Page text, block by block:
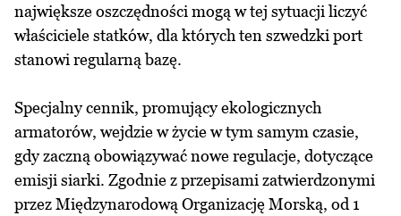
największe oszczędności mogą w tej sytuacji liczyć
właściciele statków, dla których ten szwedzki port
stanowi regularną bazę.
Specjalny cennik, promujący ekologicznych
armatorów, wejdzie w życie w tym samym czasie,
gdy zaczną obowiązywać nowe regulacje, dotyczące
emisji siarki. Zgodnie z przepisami zatwierdzonymi
przez Międzynarodową Organizację Morską, od 1